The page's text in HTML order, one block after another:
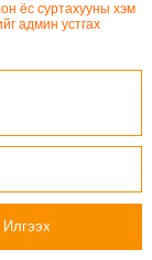
ёс суртахууны хэм
админ устгах
Илгээх